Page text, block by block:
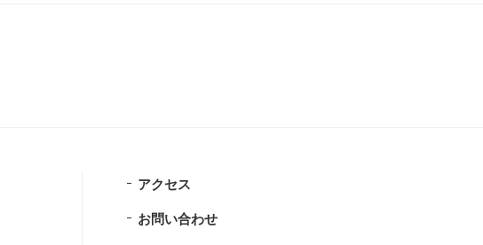
アクセス
お問い合わせ